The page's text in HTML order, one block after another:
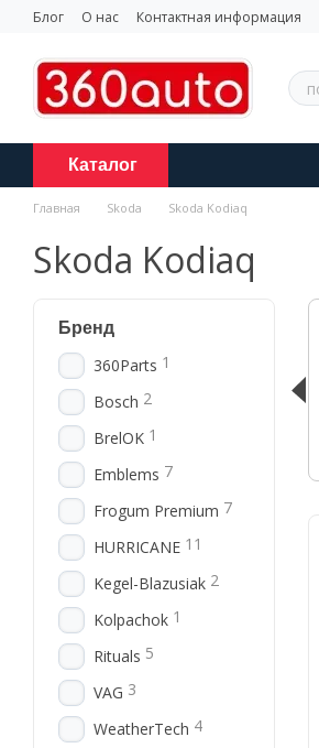
Перейти к основному контенту
Блог О нас Контактная информация
Каталог
Главная Skoda Skoda Kodiaq
Skoda Kodiaq
Бренд
360Parts 1
Bosch 2
BrelOK 1
Emblems 7
Frogum Premium 7
HURRICANE 11
Kegel-Blazusiak 2
Kolpachok 1
Rituals 5
VAG 3
WeatherTech 4